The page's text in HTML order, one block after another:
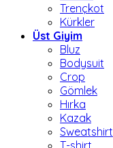
Trençkot
Kürkler
Üst Giyim
Bluz
Bodysuit
Crop
Gömlek
Hırka
Kazak
Sweatshirt